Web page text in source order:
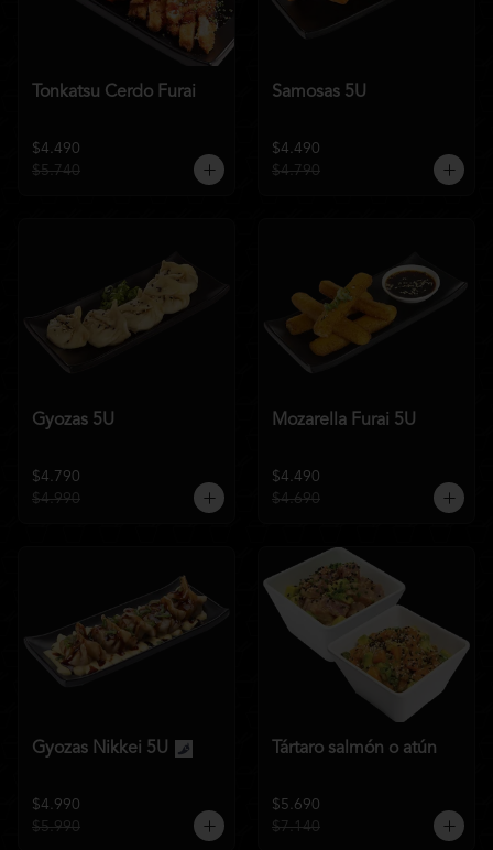
Tonkatsu Cerdo Furai
$4.490
$5.740
Samosas 5U
$4.490
$4.790
Gyozas 5U
$4.790
$4.990
Mozarella Furai 5U
$4.490
$4.690
Gyozas Nikkei 5U
$4.990
$5.990
Tártaro salmón o atún
$5.690
$7.140